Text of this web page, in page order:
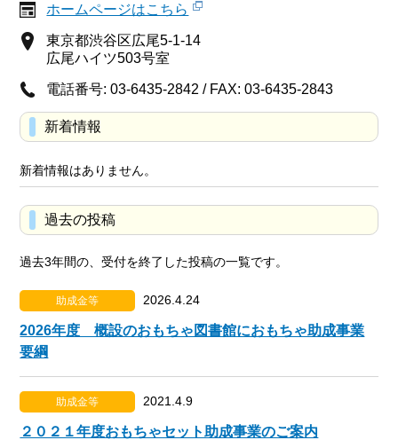
ホームページはこちら
東京都渋谷区広尾5-1-14
広尾ハイツ503号室
電話番号: 03-6435-2842 / FAX: 03-6435-2843
新着情報
新着情報はありません。
過去の投稿
過去3年間の、受付を終了した投稿の一覧です。
助成金等 2026.4.24
2026年度 概設のおもちゃ図書館におもちゃ助成事業
要綱
助成金等 2021.4.9
２０２１年度おもちゃセット助成事業のご案内